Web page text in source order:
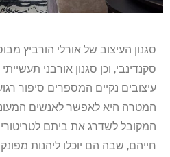
סגנון העיצוב של אורלי הורביץ
סקנדינבי, וכן סגנון אורבני
עיצובים נקיים המספרים סיפור
המטרה היא לאפשר לאנשים
המקובל לשדרג את ביתם
חייהם, שבה הם יוכלו ליהנות